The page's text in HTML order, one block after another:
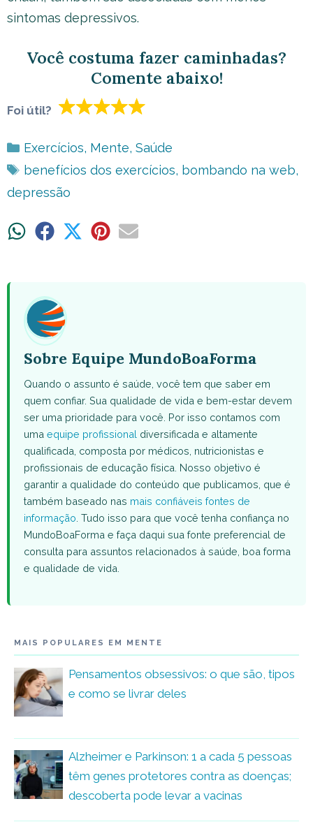
sintomas depressivos.
Você costuma fazer caminhadas?
Comente abaixo!
Foi útil?
Categorias
Exercícios, Mente, Saúde
Tags
benefícios dos exercícios, bombando na web,
depressão
ShareShare ShareShareShare
Sobre Equipe MundoBoaForma
Quando o assunto é saúde, você tem que saber em
quem confiar. Sua qualidade de vida e bem-estar devem
ser uma prioridade para você. Por isso contamos com
uma equipe profissional diversificada e altamente
qualificada, composta por médicos, nutricionistas e
profissionais de educação física. Nosso objetivo é
garantir a qualidade do conteúdo que publicamos, que é
também baseado nas mais confiáveis fontes de
informação . Tudo isso para que você tenha confiança no
MundoBoaForma e faça daqui sua fonte preferencial de
consulta para assuntos relacionados à saúde, boa forma
e qualidade de vida.
MAIS POPULARES EM MENTE
Pensamentos obsessivos: o que são, tipos
e como se livrar deles
Alzheimer e Parkinson: 1 a cada 5 pessoas
têm genes protetores contra as doenças;
descoberta pode levar a vacinas